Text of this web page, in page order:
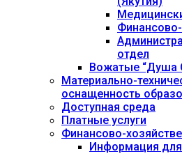
отдел
Вожатые “Душа
Материально-
оснащенность
Доступная среда
Платные услуги
Финансово-
Информация